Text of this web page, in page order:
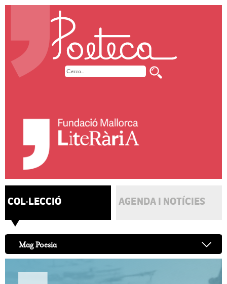
COL·LECCIÓ AGENDA I NOTÍCIES
Mag Poesia